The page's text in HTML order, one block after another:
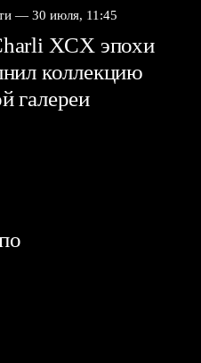
— 30 июля, 11:45
XCX эпохи
коллекцию
галереи